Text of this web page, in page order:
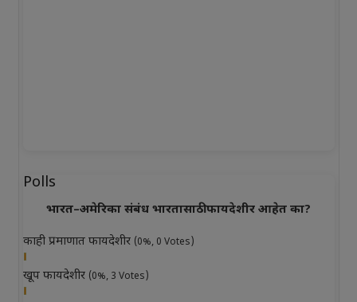
Polls
भारत–अमेरिका संबंध भारतासाठी फायदेशीर आहेत का?
काही प्रमाणात फायदेशीर (0%, 0 Votes)
खूप फायदेशीर (0%, 3 Votes)